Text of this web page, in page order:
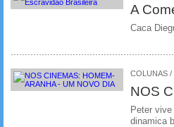
A
Caca
COLUNAS /
NOS
Peter
dinamica